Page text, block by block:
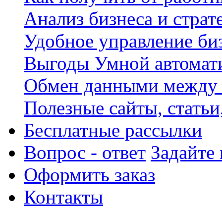
Анализ бизнеса и
Удобное управление
Выгоды Умной
Обмен данными между
Полезные сайты,
Бесплатные рассылки
Вопрос - ответ
Оформить заказ
Контакты